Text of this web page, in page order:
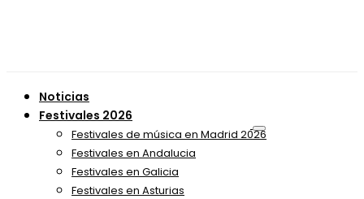
Noticias
Festivales 2026
Festivales de música en Madrid 2026
Festivales en Andalucia
Festivales en Galicia
Festivales en Asturias